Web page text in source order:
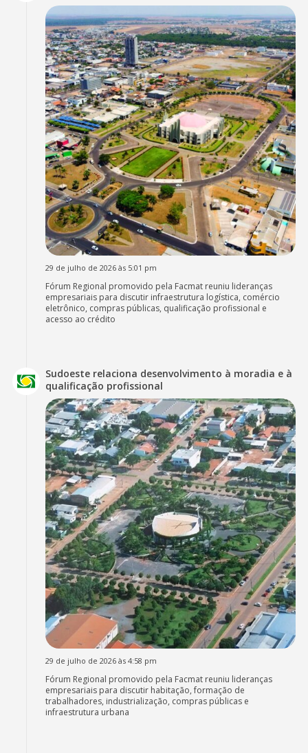
29 de julho de 2026 às 5:01 pm
Fórum Regional promovido pela Facmat reuniu lideranças
empresariais para discutir infraestrutura logística, comércio
eletrônico, compras públicas, qualificação profissional e
acesso ao crédito
Sudoeste relaciona desenvolvimento à moradia e à
qualificação profissional
29 de julho de 2026 às 4:58 pm
Fórum Regional promovido pela Facmat reuniu lideranças
empresariais para discutir habitação, formação de
trabalhadores, industrialização, compras públicas e
infraestrutura urbana